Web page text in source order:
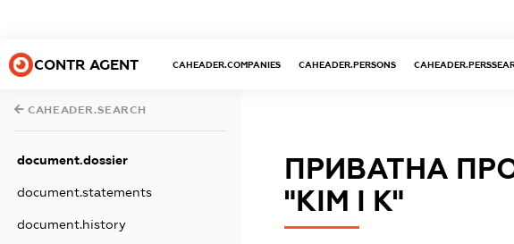
CONTR AGENT CAHEADER.COMPANIES CAHEADER.PERSONS
CAHEADER.SEARCH
document.dossier
document.statements
document.history
ПРИВАТНА
"КІМ І К"